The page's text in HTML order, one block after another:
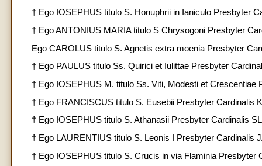
† Ego IOSEPHUS titulo S. Honuphrii in Ianiculo Presbyter
† Ego ANTONIUS MARIA titulo S Chrysogoni Presbyter
Ego CAROLUS titulo S. Agnetis extra moenia Presbyter
† Ego PAULUS titulo Ss. Quirici et Iulittae Presbyter
† Ego IOSEPHUS M. titulo Ss. Viti, Modesti et
† Ego FRANCISCUS titulo S. Eusebii Presbyter Cardinalis
† Ego IOSEPHUS titulo S. Athanasii Presbyter Cardinalis
† Ego LAURENTIUS titulo S. Leonis I Presbyter Cardinalis
† Ego IOSEPHUS titulo S. Crucis in via Flaminia